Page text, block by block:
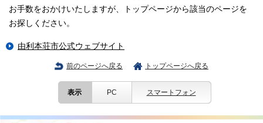
お手数をおかけいたしますが、トップページから該当のページを
お探しください。
由利本荘市公式ウェブサイト
前のページへ戻る トップページへ戻る
表示 PC スマートフォン